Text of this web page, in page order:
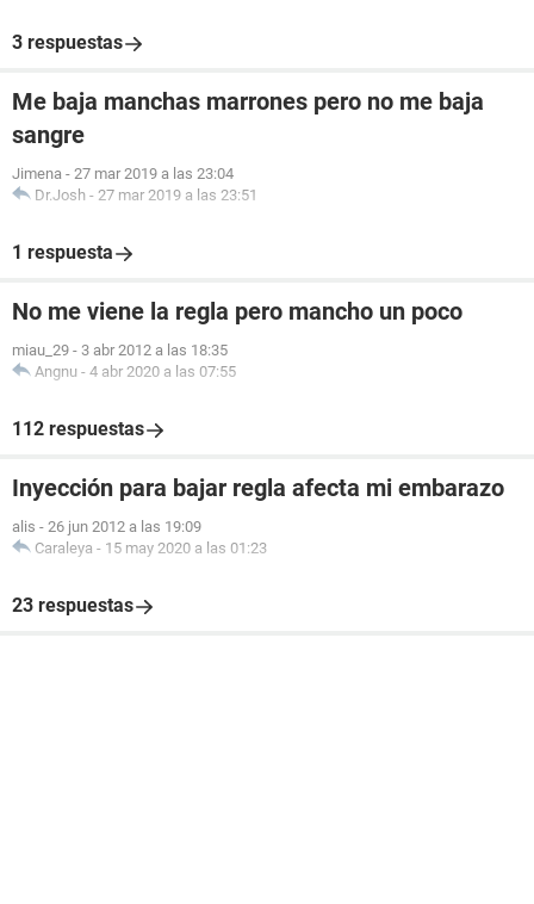
3 respuestas
Me baja manchas marrones pero no me baja
sangre
Jimena - 27 mar 2019 a las 23:04
Dr.Josh - 27 mar 2019 a las 23:51
1 respuesta
No me viene la regla pero mancho un poco
miau_29 - 3 abr 2012 a las 18:35
Angnu - 4 abr 2020 a las 07:55
112 respuestas
Inyección para bajar regla afecta mi embarazo
alis - 26 jun 2012 a las 19:09
Caraleya - 15 may 2020 a las 01:23
23 respuestas